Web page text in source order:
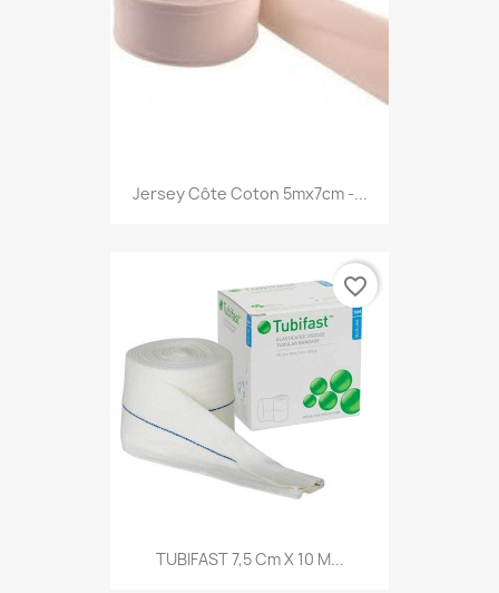
Jersey Côte Coton 5mx7cm -...
TUBIFAST 7,5 Cm X 10 M...
favorite_border